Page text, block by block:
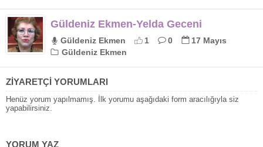
Güldeniz Ekmen-Yelda Geceni
Güldeniz Ekmen 1 0
17 Mayıs
Güldeniz Ekmen
ZİYARETÇİ YORUMLARI
Henüz yorum yapılmamış. İlk yorumu aşağıdaki form aracılığıyla siz
yapabilirsiniz.
YORUM YAZ